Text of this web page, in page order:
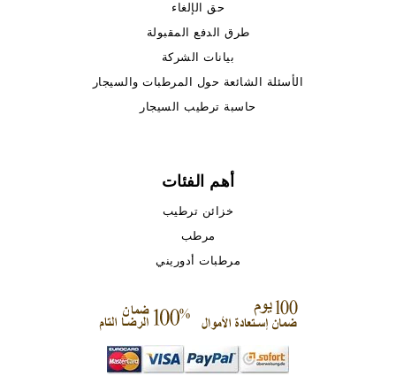
حق الإلغاء
طرق الدفع المقبولة
بيانات الشركة
الأسئلة الشائعة حول المرطبات والسيجار
حاسبة ترطيب السيجار
أهم الفئات
خزائن ترطيب
مرطب
مرطبات أدوريني